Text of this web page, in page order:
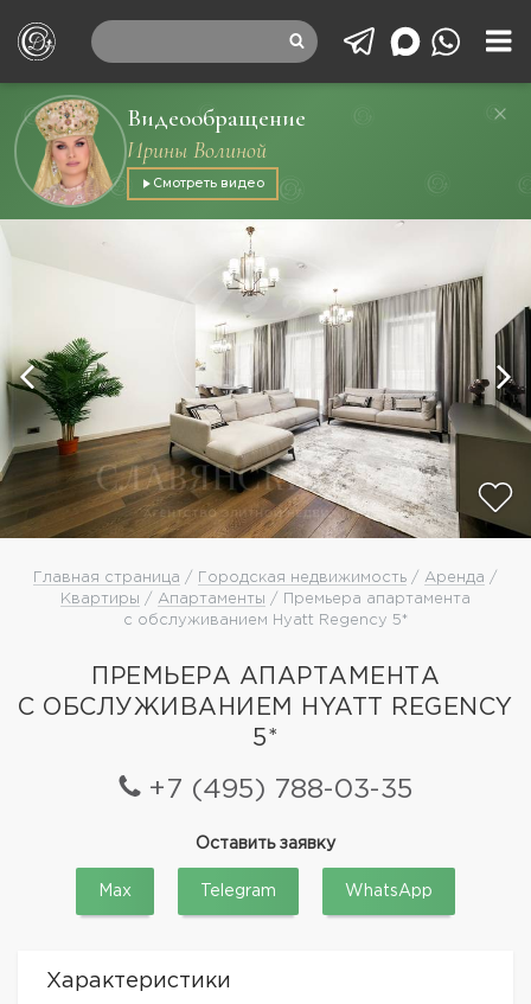
Видеообращение
Ирины Волиной
Смотреть видео
Главная страница / Городская недвижимость / Аренда /
Квартиры / Апартаменты / Премьера апартамента
с обслуживанием Hyatt Regency 5*
ПРЕМЬЕРА АПАРТАМЕНТА
С ОБСЛУЖИВАНИЕМ HYATT REGENCY
5*
+7 (495) 788-03-35
Оставить заявку
Max Telegram WhatsApp
Характеристики